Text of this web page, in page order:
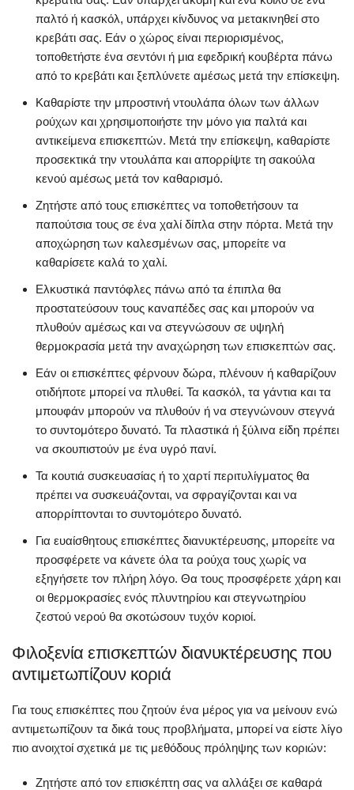
παλτό ή κασκόλ, υπάρχει κίνδυνος να μετακινηθεί στο
κρεβάτι σας. Εάν ο χώρος είναι περιορισμένος,
τοποθετήστε ένα σεντόνι ή μια εφεδρική κουβέρτα πάνω
από το κρεβάτι και ξεπλύνετε αμέσως μετά την επίσκεψη.
Καθαρίστε την μπροστινή ντουλάπα όλων των άλλων
ρούχων και χρησιμοποιήστε την μόνο για παλτά και
αντικείμενα επισκεπτών. Μετά την επίσκεψη, καθαρίστε
προσεκτικά την ντουλάπα και απορρίψτε τη σακούλα
κενού αμέσως μετά τον καθαρισμό.
Ζητήστε από τους επισκέπτες να τοποθετήσουν τα
παπούτσια τους σε ένα χαλί δίπλα στην πόρτα. Μετά την
αποχώρηση των καλεσμένων σας, μπορείτε να
καθαρίσετε καλά το χαλί.
Ελκυστικά παντόφλες πάνω από τα έπιπλα θα
προστατεύσουν τους καναπέδες σας και μπορούν να
πλυθούν αμέσως και να στεγνώσουν σε υψηλή
θερμοκρασία μετά την αναχώρηση των επισκεπτών σας.
Εάν οι επισκέπτες φέρνουν δώρα, πλένουν ή καθαρίζουν
οτιδήποτε μπορεί να πλυθεί. Τα κασκόλ, τα γάντια και τα
μπουφάν μπορούν να πλυθούν ή να στεγνώνουν στεγνά
το συντομότερο δυνατό. Τα πλαστικά ή ξύλινα είδη πρέπει
να σκουπιστούν με ένα υγρό πανί.
Τα κουτιά συσκευασίας ή το χαρτί περιτυλίγματος θα
πρέπει να συσκευάζονται, να σφραγίζονται και να
απορρίπτονται το συντομότερο δυνατό.
Για ευαίσθητους επισκέπτες διανυκτέρευσης, μπορείτε να
προσφέρετε να κάνετε όλα τα ρούχα τους χωρίς να
εξηγήσετε τον πλήρη λόγο. Θα τους προσφέρετε χάρη και
οι θερμοκρασίες ενός πλυντηρίου και στεγνωτηρίου
ζεστού νερού θα σκοτώσουν τυχόν κοριοί.
Φιλοξενία επισκεπτών διανυκτέρευσης που
αντιμετωπίζουν κοριά
Για τους επισκέπτες που ζητούν ένα μέρος για να μείνουν ενώ
αντιμετωπίζουν τα δικά τους προβλήματα, μπορεί να είστε λίγο
πιο ανοιχτοί σχετικά με τις μεθόδους πρόληψης των κοριών:
Ζητήστε από τον επισκέπτη σας να αλλάξει σε καθαρά